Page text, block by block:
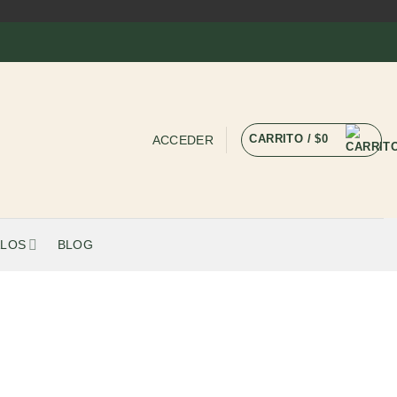
ACCEDER CARRITO /$0
BLOG